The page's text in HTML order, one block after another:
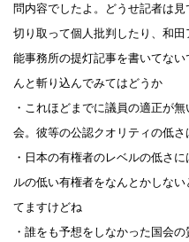
問内容でしたよ。どうせ記者は
切り取って個人批判したり、和
能事務所の提灯記事を書いてな
んと斬り込んでみてはどうか
・これほどまでに議員の適正が
会。彼等の公認クオリティの低
・日本の有権者のレベルの低さ
ルの低い有権者をなんとかしな
てますけどね
・誰をも予想をしなかった国会